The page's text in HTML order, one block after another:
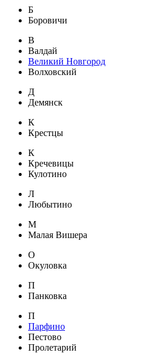
Б
Боровичи
В
Валдай
Великий Новгород
Волховский
Д
Демянск
К
Крестцы
К
Кречевицы
Кулотино
Л
Любытино
М
Малая Вишера
О
Окуловка
П
Панковка
П
Парфино
Пестово
Пролетарий